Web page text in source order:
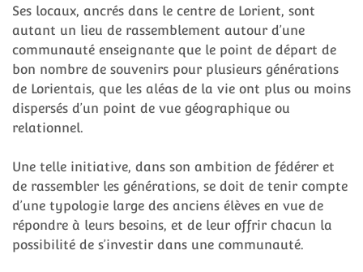
Ses locaux, ancrés dans le centre de Lorient, sont
autant un lieu de rassemblement autour d’une
communauté enseignante que le point de départ de
bon nombre de souvenirs pour plusieurs générations
de Lorientais, que les aléas de la vie ont plus ou moins
dispersés d’un point de vue géographique ou
relationnel.
Une telle initiative, dans son ambition de fédérer et
de rassembler les générations, se doit de tenir compte
d’une typologie large des anciens élèves en vue de
répondre à leurs besoins, et de leur offrir chacun la
possibilité de s’investir dans une communauté.